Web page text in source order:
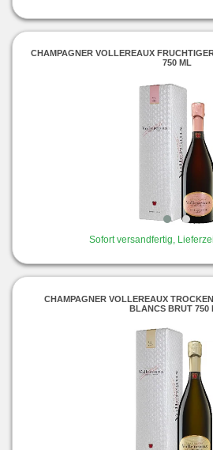
CHAMPAGNER VOLLEREAUX
750 ML
Sofort versandfertig,
CHAMPAGNER VOLLEREAUX
BLANCS BRUT 750